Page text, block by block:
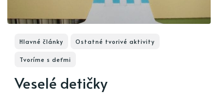
Hlavné články Ostatné tvorivé aktivity
Tvoríme s deťmi
Veselé detičky